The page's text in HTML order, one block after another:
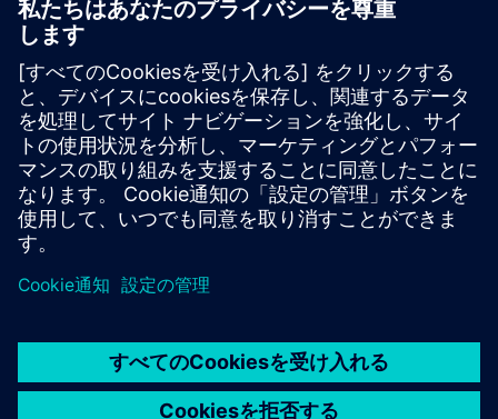
データソース全体にわたる
詳細なKPIトラッキング。
運送費、ルートの最適化、利用率と推奨価格、フルサイク
ル分析など。